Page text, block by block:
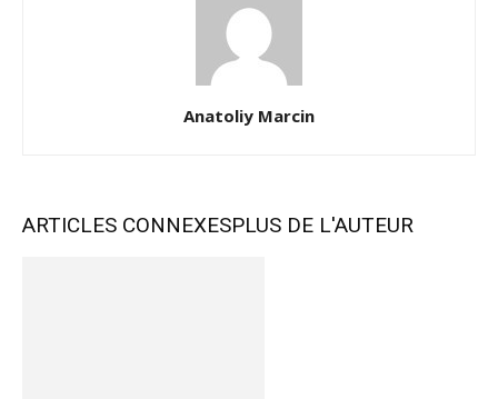
Anatoliy Marcin
ARTICLES CONNEXESPLUS DE L'AUTEUR